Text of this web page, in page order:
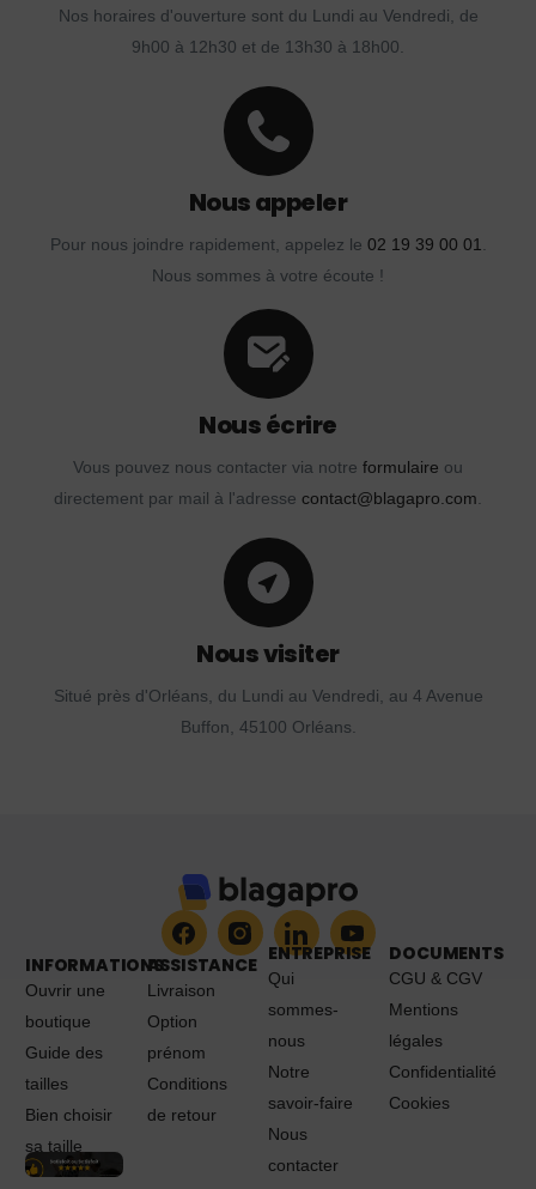
Nos horaires d'ouverture sont du Lundi au Vendredi, de
9h00 à 12h30 et de 13h30 à 18h00.
Nous appeler
Pour nous joindre rapidement, appelez le 02 19 39 00 01.
Nous sommes à votre écoute !
Nous écrire
Vous pouvez nous contacter via notre formulaire ou
directement par mail à l'adresse contact@blagapro.com.
Nous visiter
Situé près d'Orléans, du Lundi au Vendredi, au 4 Avenue
Buffon, 45100 Orléans.
INFORMATIONS
Ouvrir une
boutique
Guide des
tailles
Bien choisir
sa taille
ASSISTANCE
Livraison
Option
prénom
Conditions
de retour
ENTREPRISE
Qui
sommes-
nous
Notre
savoir-faire
Nous
contacter
DOCUMENTS
CGU & CGV
Mentions
légales
Confidentialité
Cookies